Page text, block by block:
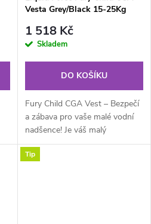
Vesta Grey/Black 15-25Kg
1 518 Kč
Skladem
DO KOŠÍKU
Fury Child CGA Vest – Bezpečí
a zábava pro vaše malé vodní
nadšence! Je váš malý
dobrodruh připraven na další
vodní dobrodružství? 🌊🚀 S
Tip